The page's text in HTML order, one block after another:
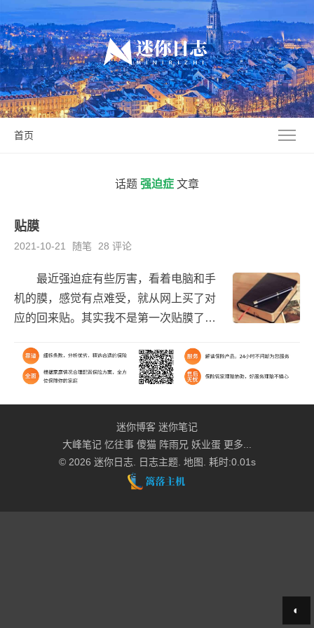
首页
话题 强迫症 文章
贴膜
2021-10-21 随笔 28 评论
最近强迫症有些厉害，看着电脑和手
机的膜，感觉有点难受，就从网上买了对
应的回来贴。其实我不是第一次贴膜了，
开始给贴歪了些，由于是钢化膜，周围有
些缝隙，用了白边消...
迷你博客 迷你笔记
大峰笔记 忆往事 傻猫 阵雨兄 妖业蛋 更多...
© 2026 迷你日志. 日志主题. 地图 . 耗时:0.01s
◐